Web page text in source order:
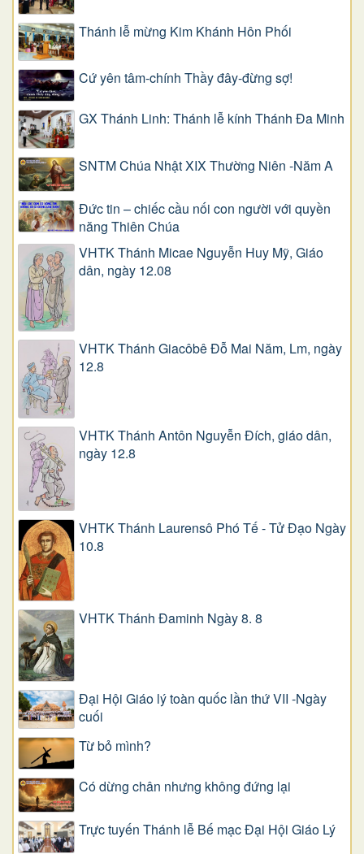
Thánh lễ mừng Kim Khánh Hôn Phối
Cứ yên tâm-chính Thầy đây-đừng sợ!
GX Thánh Linh: Thánh lễ kính Thánh Đa Minh
SNTM Chúa Nhật XIX Thường Niên -Năm A
Đức tin – chiếc cầu nối con người với quyền
năng Thiên Chúa
VHTK Thánh Micae Nguyễn Huy Mỹ, Giáo
dân, ngày 12.08
VHTK Thánh Giacôbê Ðỗ Mai Năm, Lm, ngày
12.8
VHTK Thánh Antôn Nguyễn Ðích, giáo dân,
ngày 12.8
VHTK Thánh Laurensô Phó Tế - Tử Đạo Ngày
10.8
VHTK Thánh Đaminh Ngày 8. 8
Đại Hội Giáo lý toàn quốc lần thứ VII -Ngày
cuối
Từ bỏ mình?
Có dừng chân nhưng không đứng lại
Trực tuyến Thánh lễ Bế mạc Đại Hội Giáo Lý